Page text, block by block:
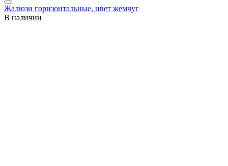
Жалюзи горизонтальные, цвет жемчуг
В наличии